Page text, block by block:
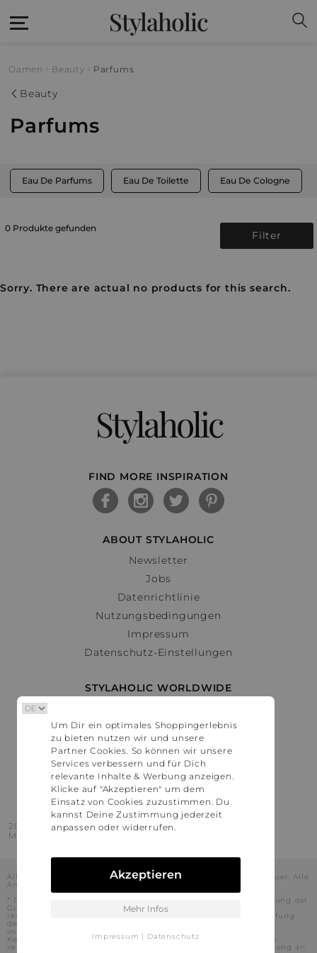
Stylaholic
Damen Beauty Parfums
Beauty
Parfums
Eau De Parfums Eau De Toilette Eau De Cologne
0 Produkte gefunden
Filter
Sorry. There are actual no products for this search.
Stylaholic
FIND MORE INSPIRATION
ABOUT STYLAHOLIC
Newsletter
Jobs
Datenrichtlinie
Nutzungsbedingungen
Impressum
Datenschutz-Einstellungen
STYLAHOLIC WORLDWIDE
Österreich
Schweiz
France
United States
2016 - 2026 © Stylaholic.
Made for you with love in munich.
Alle Preise inkl. der jeweils geltenden gesetzlichen Mehrwertsteuer. Alle
Angaben ohne Gewähr.
* Die angezeigten Preise beinhalten Rabatte, die durch die Nutzung der
Gutschein-Codes auf den Seiten unserer Partner voraussichtlich
realisiert werden können. Stylaholic führt keine vollständige Prüfung
der Gutschein-Codes durch und es kann daher in Einzelfällen
vorkommen, dass die Gutscheine abweichend von unserem
Kenntnisstand bei dem jeweiligen Shop nicht oder nur teilweise
verwendet werden können. Darüber hinaus kann deren Verwendung an
Um Dir ein optimales Shoppingerlebnis
zu bieten nutzen wir und unsere
Partner Cookies. So können wir unsere
Services verbessern und für Dich
relevante Inhalte & Werbung anzeigen.
Klicke auf "Akzeptieren" um dem
Einsatz von Cookies zuzustimmen. Du
kannst Deine Zustimmung jederzeit
anpassen oder widerrufen.
Akzeptieren
Mehr Infos
Impressum | Datenschutz